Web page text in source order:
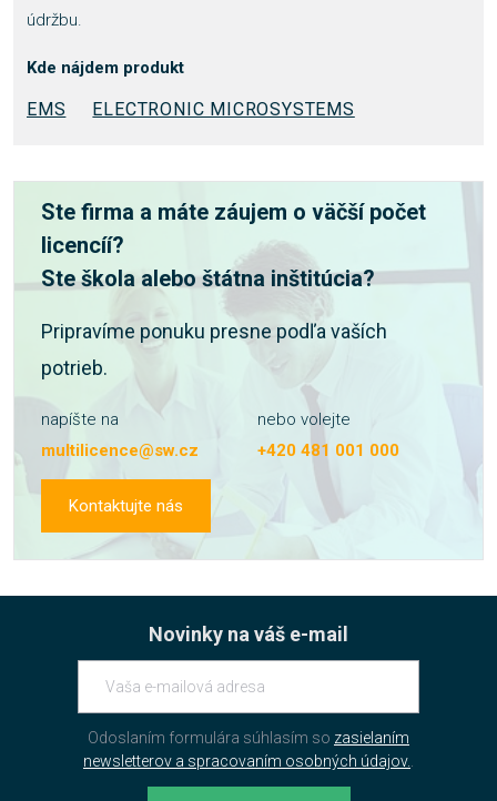
údržbu.
Kde nájdem produkt
EMS ELECTRONIC MICROSYSTEMS
Ste firma a máte záujem o väčší počet
licencíí?
Ste škola alebo štátna inštitúcia?
Pripravíme ponuku presne podľa vaších
potrieb.
napíšte na
multilicence@sw.cz
nebo volejte
+420 481 001 000
Kontaktujte nás
Novinky na váš e-mail
Odoslaním formulára súhlasím so zasielaním
newsletterov a spracovaním osobných údajov.